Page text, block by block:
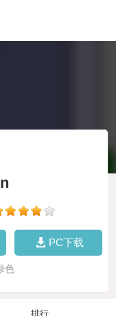
PC下载
色
排行